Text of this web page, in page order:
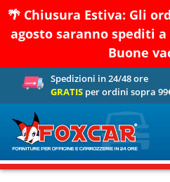
🌴 Chiusura Estiva: Gli
agosto saranno spediti
Buone
Spedizioni in 24/48 ore
GRATIS per ordini sopra